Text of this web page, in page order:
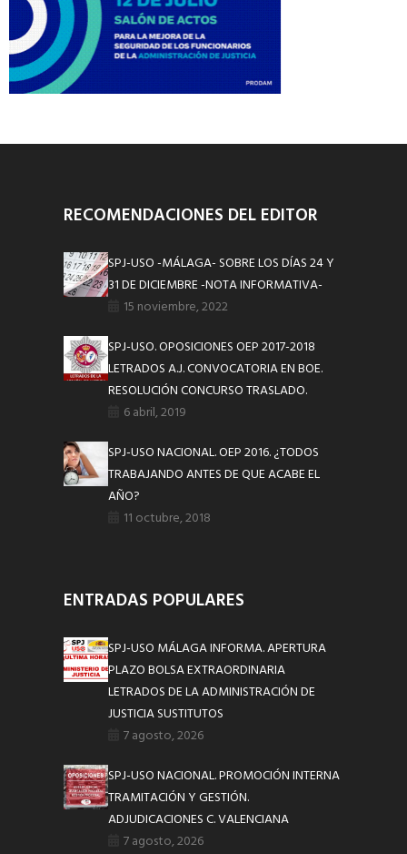
RECOMENDACIONES DEL EDITOR
SPJ-USO -MÁLAGA- SOBRE LOS DÍAS 24 Y
31 DE DICIEMBRE -NOTA INFORMATIVA-
15 noviembre, 2022
SPJ-USO. OPOSICIONES OEP 2017-2018
LETRADOS A.J. CONVOCATORIA EN BOE.
RESOLUCIÓN CONCURSO TRASLADO.
6 abril, 2019
SPJ-USO NACIONAL. OEP 2016. ¿TODOS
TRABAJANDO ANTES DE QUE ACABE EL
AÑO?
11 octubre, 2018
ENTRADAS POPULARES
SPJ-USO MÁLAGA INFORMA. APERTURA
PLAZO BOLSA EXTRAORDINARIA
LETRADOS DE LA ADMINISTRACIÓN DE
JUSTICIA SUSTITUTOS
7 agosto, 2026
SPJ-USO NACIONAL. PROMOCIÓN INTERNA
TRAMITACIÓN Y GESTIÓN.
ADJUDICACIONES C. VALENCIANA
7 agosto, 2026